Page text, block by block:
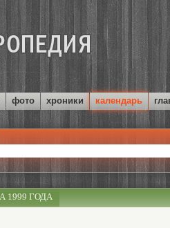
фото хроники календарь
1999 ГОДА